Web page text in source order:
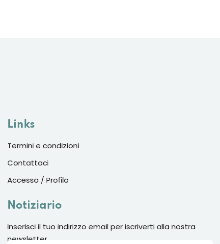
Links
Termini e condizioni
Contattaci
Accesso / Profilo
Notiziario
Inserisci il tuo indirizzo email per iscriverti alla nostra
newsletter